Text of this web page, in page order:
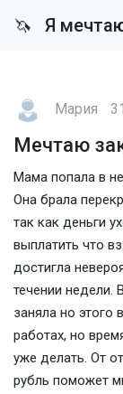
🦄 Я
Мария
Мечтаю
Мама попала в
Она брала
так как деньги
выплатить что
достигла
течении недели.
заняла но этого
работах, но
уже делать. От
рубль поможет